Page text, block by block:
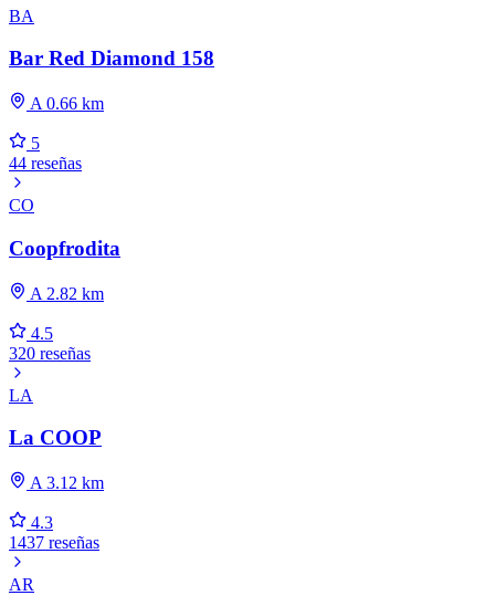
BA
Bar Red Diamond 158
A 0.66 km
5
44 reseñas
CO
Coopfrodita
A 2.82 km
4.5
320 reseñas
LA
La COOP
A 3.12 km
4.3
1437 reseñas
AR